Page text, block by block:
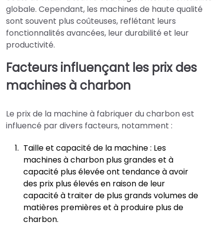
globale. Cependant, les machines de haute qualité
sont souvent plus coûteuses, reflétant leurs
fonctionnalités avancées, leur durabilité et leur
productivité.
Facteurs influençant les prix des
machines à charbon
Le prix de la machine à fabriquer du charbon est
influencé par divers facteurs, notamment :
Taille et capacité de la machine : Les
machines à charbon plus grandes et à
capacité plus élevée ont tendance à avoir
des prix plus élevés en raison de leur
capacité à traiter de plus grands volumes de
matières premières et à produire plus de
charbon.